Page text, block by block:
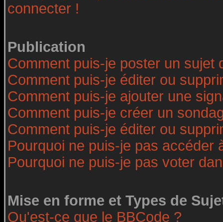
connecter !
Publication
Comment puis-je poster un sujet
Comment puis-je éditer ou
Comment puis-je ajouter une
Comment puis-je créer un
Comment puis-je éditer ou
Pourquoi ne puis-je pas accéder
Pourquoi ne puis-je pas voter
Mise en forme et Types de
Qu'est-ce que le BBCode ?